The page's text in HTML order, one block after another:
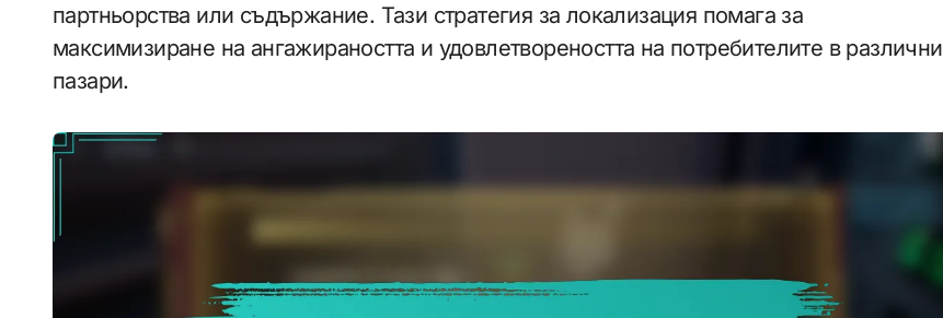
партньорства или съдържание. Тази стратегия за локализация помага за
максимизиране на ангажираността и удовлетвореността на потребителите в различни
пазари.